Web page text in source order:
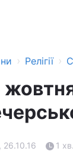
› Релігії ›
26.10.16 1 хв.